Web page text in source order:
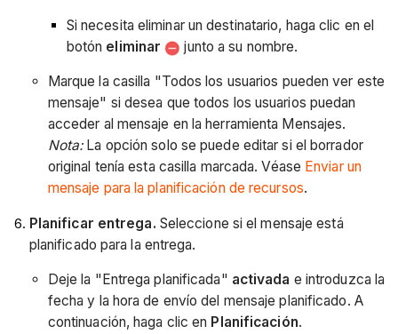
Si necesita eliminar un destinatario, haga clic en el
botón eliminar junto a su nombre.
Marque la casilla "Todos los usuarios pueden ver este
mensaje" si desea que todos los usuarios puedan
acceder al mensaje en la herramienta Mensajes.
Nota:La opción solo se puede editar si el borrador
original tenía esta casilla marcada. Véase Enviar un
mensaje para la planificación de recursos.
Planificar entrega. Seleccione si el mensaje está
planificado para la entrega.
Deje la "Entrega planificada" activada e introduzca la
fecha y la hora de envío del mensaje planificado. A
continuación, haga clic en Planificación.